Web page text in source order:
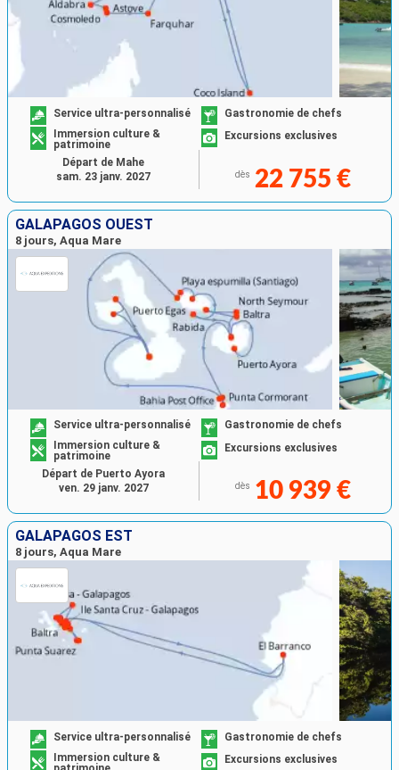
Service ultra-personnalisé
Gastronomie de chefs
Immersion culture &
patrimoine
Excursions exclusives
dès 22 755 €
Départ de Mahe
sam. 23 janv. 2027
GALAPAGOS OUEST
8 jours, Aqua Mare
Service ultra-personnalisé
Gastronomie de chefs
Immersion culture &
patrimoine
Excursions exclusives
dès 10 939 €
Départ de Puerto Ayora
ven. 29 janv. 2027
GALAPAGOS EST
8 jours, Aqua Mare
Service ultra-personnalisé
Gastronomie de chefs
Immersion culture &
Excursions exclusives